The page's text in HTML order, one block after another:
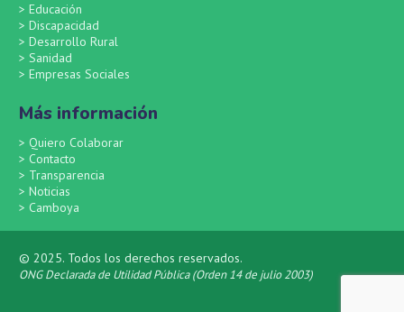
> Educación
> Discapacidad
> Desarrollo Rural
> Sanidad
> Empresas Sociales
Más información
> Quiero Colaborar
> Contacto
> Transparencia
> Noticias
> Camboya
© 2025. Todos los derechos reservados.
ONG Declarada de Utilidad Pública (Orden 14 de julio 2003)